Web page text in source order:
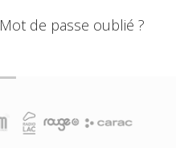
Mot de passe oublié ?